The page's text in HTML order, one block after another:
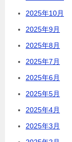
2025年10月
2025年9月
2025年8月
2025年7月
2025年6月
2025年5月
2025年4月
2025年3月